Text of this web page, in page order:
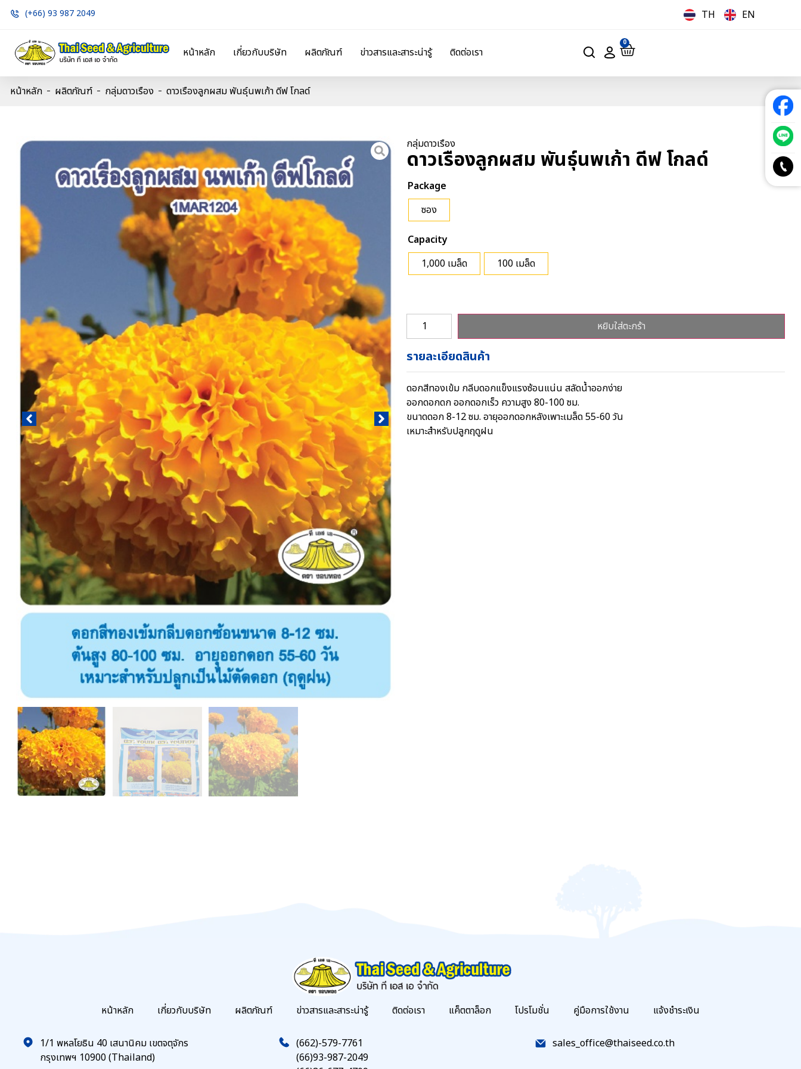
(+66) 93 987 2049 TH EN
หน้าหลัก เกี่ยวกับบริษัท ผลิตภัณฑ์ ข่าวสารและสาระน่ารู้ ติดต่อเรา
0
หน้าหลัก ผลิตภัณฑ์ กลุ่มดาวเรือง ดาวเรืองลูกผสม พันธุ์นพเก้า ดีฟ โกลด์
กลุ่มดาวเรือง
ดาวเรืองลูกผสม พันธุ์นพเก้า ดีฟ โกลด์
Package
ซอง
Capacity
1,000 เมล็ด
100 เมล็ด
หยิบใส่ตะกร้า
รายละเอียดสินค้า
ดอกสีทองเข้ม กลีบดอกแข็งแรงซ้อนแน่น สลัดน้ำออกง่าย
ออกดอกดก ออกดอกเร็ว ความสูง 80-100 ซม.
ขนาดดอก 8-12 ซม. อายุออกดอกหลังเพาะเมล็ด 55-60 วัน
เหมาะสำหรับปลูกฤดูฝน
หน้าหลัก เกี่ยวกับบริษัท ผลิตภัณฑ์ ข่าวสารและสาระน่ารู้ ติดต่อเรา แค็ตตาล็อก โปรโมชั่น คู่มือการใช้งาน แจ้งชำระเงิน
1/1 พหลโยธิน 40 เสนานิคม เขตจตุจักร
กรุงเทพฯ 10900 (Thailand)
(662)-579-7761
(66)93-987-2049
sales_office@thaiseed.co.th